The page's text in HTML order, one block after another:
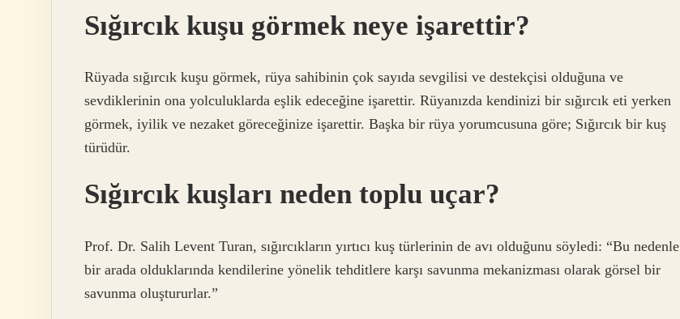
Sığırcık kuşu görmek neye işarettir?
Rüyada sığırcık kuşu görmek, rüya sahibinin çok sayıda sevgilisi ve destekçisi olduğuna ve
sevdiklerinin ona yolculuklarda eşlik edeceğine işarettir. Rüyanızda kendinizi bir sığırcık eti yerken
görmek, iyilik ve nezaket göreceğinize işarettir. Başka bir rüya yorumcusuna göre; Sığırcık bir kuş
türüdür.
Sığırcık kuşları neden toplu uçar?
Prof. Dr. Salih Levent Turan, sığırcıkların yırtıcı kuş türlerinin de avı olduğunu söyledi: “Bu nedenle
bir arada olduklarında kendilerine yönelik tehditlere karşı savunma mekanizması olarak görsel bir
savunma oluştururlar.”